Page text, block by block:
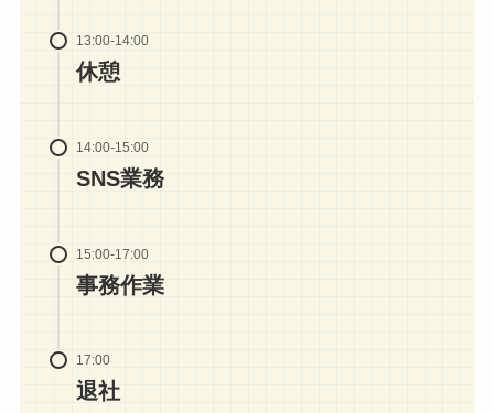
13:00-14:00
休憩
14:00-15:00
SNS業務
15:00-17:00
事務作業
17:00
退社